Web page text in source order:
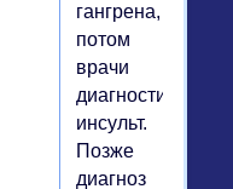
гангрена,
потом
врачи
диагностировали
инсульт.
Позже
диагноз